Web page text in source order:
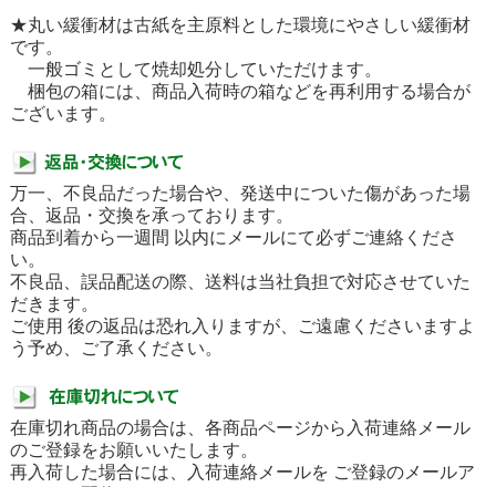
★丸い緩衝材は古紙を主原料とした環境にやさしい緩衝材
です。
一般ゴミとして焼却処分していただけます。
梱包の箱には、商品入荷時の箱などを再利用する場合が
ございます。
万一、不良品だった場合や、発送中についた傷があった場
合、返品・交換を承っております。
商品到着から一週間 以内にメールにて必ずご連絡くださ
い。
不良品、誤品配送の際、送料は当社負担で対応させていた
だきます。
ご使用 後の返品は恐れ入りますが、ご遠慮くださいますよ
う予め、ご了承ください。
在庫切れ商品の場合は、各商品ページから入荷連絡メール
のご登録をお願いいたします。
再入荷した場合には、入荷連絡メールを ご登録のメールア